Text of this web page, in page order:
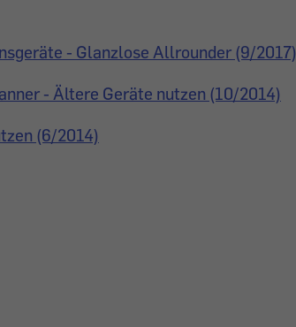
- Glanzlose Allrounder (9/2017)
- Ältere Geräte nutzen (10/2014)
(6/2014)